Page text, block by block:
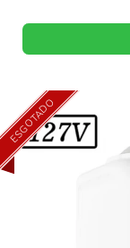
ESGOTADO